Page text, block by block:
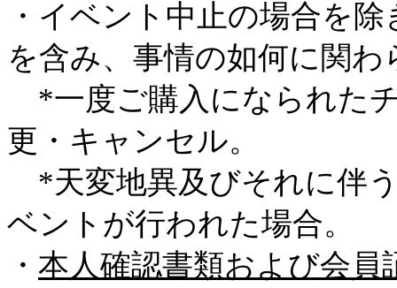
・イベント中止の場合を
を含み、事情の如何に関
*一度ご購入になられた
更・キャンセル。
*天変地異及びそれに伴
ベントが行われた場合。
・ 本人確認書類および会